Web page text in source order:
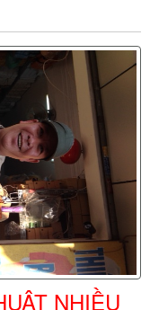
NHIỀU